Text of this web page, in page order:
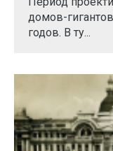
домов-
годов. В ту...